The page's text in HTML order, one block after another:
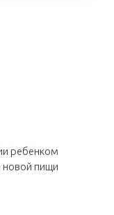
ребенком
новой пищи